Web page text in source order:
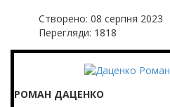
Створено: 08 серпня 2023
Перегляди: 1818
РОМАН ДАЦЕНКО